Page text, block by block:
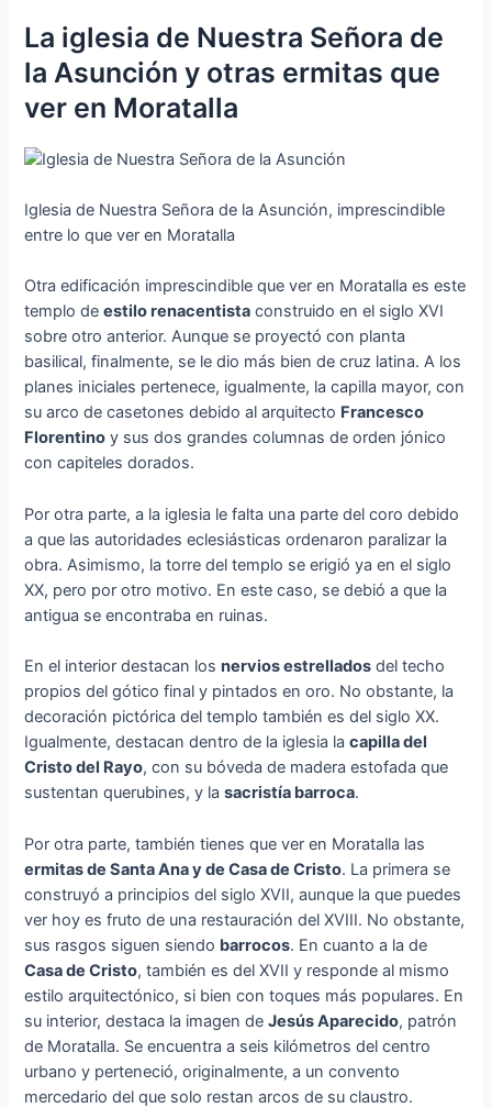
La iglesia de Nuestra Señora de
la Asunción y otras ermitas que
ver en Moratalla
Iglesia de Nuestra Señora de la Asunción, imprescindible
entre lo que ver en Moratalla
Otra edificación imprescindible que ver en Moratalla es este
templo deestilo renacentista construido en el siglo XVI
sobre otro anterior. Aunque se proyectó con planta
basilical, finalmente, se le dio más bien de cruz latina. A los
planes iniciales pertenece, igualmente, la capilla mayor, con
su arco de casetones debido al arquitecto Francesco
Florentino y sus dos grandes columnas de orden jónico
con capiteles dorados.
Por otra parte, a la iglesia le falta una parte del coro debido
a que las autoridades eclesiásticas ordenaron paralizar la
obra. Asimismo, la torre del templo se erigió ya en el siglo
XX, pero por otro motivo. En este caso, se debió a que la
antigua se encontraba en ruinas.
En el interior destacan losnervios estrellados del techo
propios del gótico final y pintados en oro. No obstante, la
decoración pictórica del templo también es del siglo XX.
Igualmente, destacan dentro de la iglesia lacapilla del
Cristo del Rayo, con su bóveda de madera estofada que
sustentan querubines, y lasacristía barroca.
Por otra parte, también tienes que ver en Moratalla las
ermitas de Santa Ana y de Casa de Cristo. La primera se
construyó a principios del siglo XVII, aunque la que puedes
ver hoy es fruto de una restauración del XVIII. No obstante,
sus rasgos siguen siendo barrocos. En cuanto a la de
Casa de Cristo, también es del XVII y responde al mismo
estilo arquitectónico, si bien con toques más populares. En
su interior, destaca la imagen deJesúsAparecido, patrón
de Moratalla. Se encuentra a seis kilómetros del centro
urbano y perteneció, originalmente, a un convento
mercedario del que solo restan arcos de su claustro.